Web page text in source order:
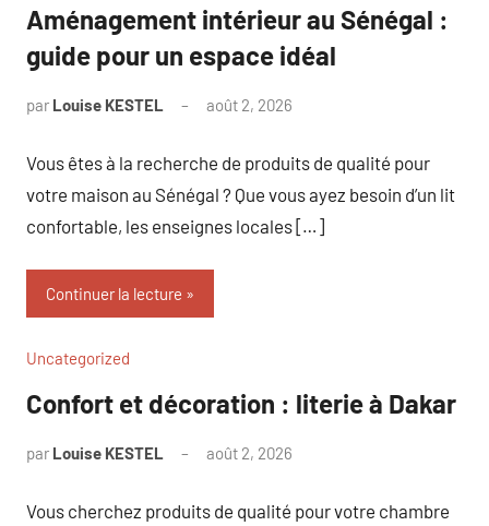
Aménagement intérieur au Sénégal :
guide pour un espace idéal
par Louise KESTEL août 2, 2026
Vous êtes à la recherche de produits de qualité pour
votre maison au Sénégal ? Que vous ayez besoin d’un lit
confortable, les enseignes locales […]
Continuer la lecture
Uncategorized
Confort et décoration : literie à Dakar
par Louise KESTEL août 2, 2026
Vous cherchez produits de qualité pour votre chambre